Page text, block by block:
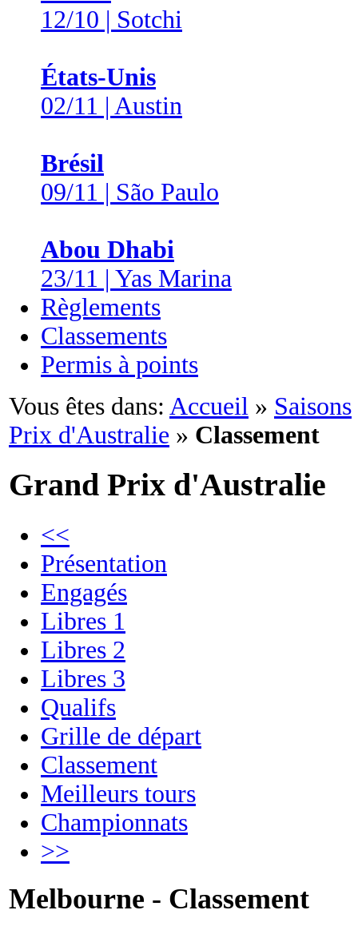
12/10 | Sotchi
États-Unis
02/11 | Austin
Brésil
09/11 | São Paulo
Abou Dhabi
23/11 | Yas Marina
Règlements
Classements
Permis à points
Vous êtes dans: Accueil » Saisons
Prix d'Australie » Classement
Grand Prix d'Australie
<<
Présentation
Engagés
Libres 1
Libres 2
Libres 3
Qualifs
Grille de départ
Classement
Meilleurs tours
Championnats
>>
Melbourne - Classement